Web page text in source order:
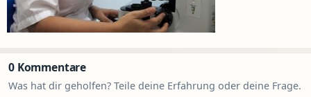
0 Kommentare
Was hat dir geholfen? Teile deine Erfahrung oder deine Frage.